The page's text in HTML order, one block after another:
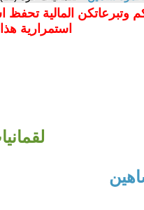
وتبرعاتكن المالية
استمرارية